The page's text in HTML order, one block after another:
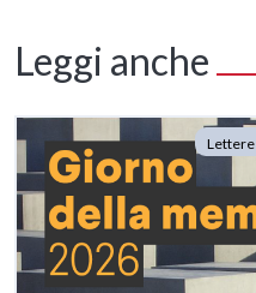
Leggi anche
Lettere